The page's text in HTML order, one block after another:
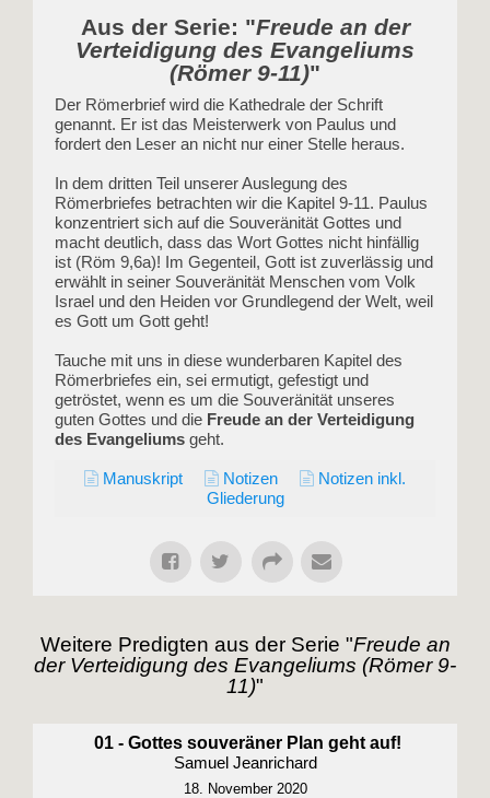
Aus der Serie: "Freude an der
Verteidigung des Evangeliums
(Römer 9-11)"
Der Römerbrief wird die Kathedrale der Schrift
genannt. Er ist das Meisterwerk von Paulus und
fordert den Leser an nicht nur einer Stelle heraus.
In dem dritten Teil unserer Auslegung des
Römerbriefes betrachten wir die Kapitel 9-11. Paulus
konzentriert sich auf die Souveränität Gottes und
macht deutlich, dass das Wort Gottes nicht hinfällig
ist (Röm 9,6a)! Im Gegenteil, Gott ist zuverlässig und
erwählt in seiner Souveränität Menschen vom Volk
Israel und den Heiden vor Grundlegend der Welt, weil
es Gott um Gott geht!
Tauche mit uns in diese wunderbaren Kapitel des
Römerbriefes ein, sei ermutigt, gefestigt und
getröstet, wenn es um die Souveränität unseres
guten Gottes und die Freude an der Verteidigung
des Evangeliums geht.
Manuskript Notizen
Notizen inkl.
Gliederung
Weitere Predigten aus der Serie "Freude an
der Verteidigung des Evangeliums (Römer 9-
11)"
01 - Gottes souveräner Plan geht auf!
Samuel Jeanrichard
18. November 2020